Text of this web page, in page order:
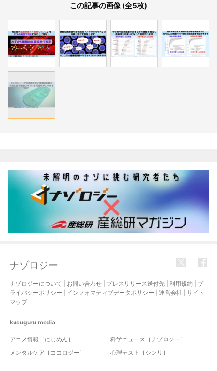
この記事の画像 (全5枚)
ナゾロジー
ナゾロジーについて お問い合わせ プレスリリース送付先 利用規約
プ
ライバシーポリシー
インフォマティブデータポリシー 運営会社
サイト
マップ
kusuguru media
アニメ情報［にじめん］
科学ニュース［ナゾロジー］
メンタルケア［ココロジー］
心理テスト［シンリ］